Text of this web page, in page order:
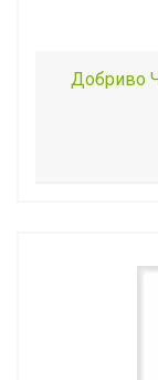
Добриво